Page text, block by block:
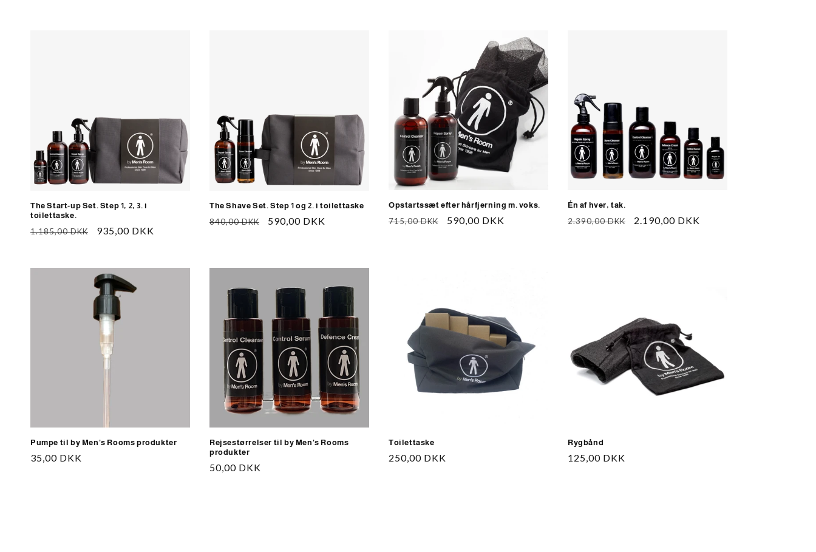
The Start-up Set. Step 1, 2, 3. i
toilettaske.
Normalpris
1.185,00 DKK Udsalgspris
935,00 DKK
The Shave Set. Step 1 og 2. i toilettaske
Normalpris
840,00 DKK Udsalgspris
590,00 DKK
Opstartssæt efter hårfjerning m. voks.
Normalpris
715,00 DKK Udsalgspris
590,00 DKK
Én af hver, tak.
Normalpris
2.390,00 DKK Udsalgspris
2.190,00 DKK
Pumpe til by Men's Rooms produkter
Normalpris
35,00 DKK
Rejsestørrelser til by Men's Rooms
produkter
Normalpris
50,00 DKK
Toilettaske
Normalpris
250,00 DKK
Rygbånd
Normalpris
125,00 DKK